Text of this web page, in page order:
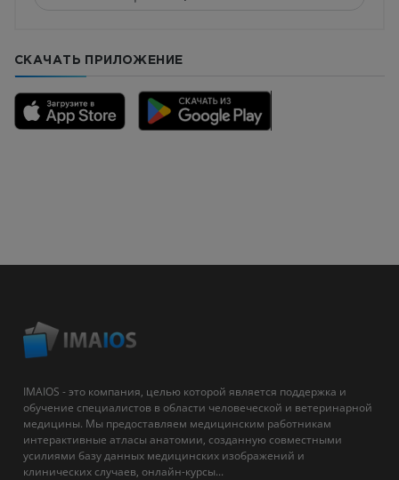
СКАЧАТЬ ПРИЛОЖЕНИЕ
IMAIOS - это компания, целью которой является поддержка и
обучение специалистов в области человеческой и ветеринарной
медицины. Мы предоставляем медицинским работникам
интерактивные атласы анатомии, созданную совместными
усилиями базу данных медицинских изображений и
клинических случаев, онлайн-курсы...